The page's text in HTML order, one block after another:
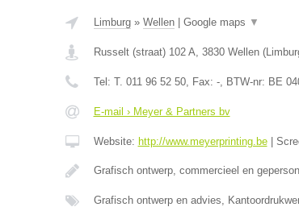
Limburg» Wellen| Google maps ▼
Russelt (straat) 102 A, 3830 Wellen(
Tel: T. 011 96 52 50, Fax: -, BTW-nr: BE
E-mail › Meyer & Partners bv
Website: http://www.meyerprinting.be|
Grafisch ontwerp, commercieel en
Grafisch ontwerp en advies,